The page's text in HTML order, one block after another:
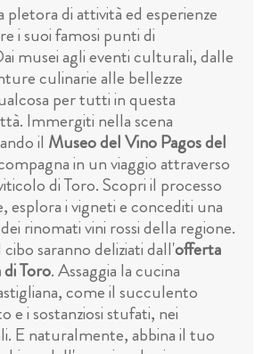
di attività ed esperienze
i suoi famosi punti di
musei agli eventi culturali, dalle
culinarie alle bellezze
per tutti in questa
Immergiti nella scena
il Museo del Vino Pagos del
in un viaggio attraverso
di Toro. Scopri il processo
esplora i vigneti e concediti una
rinomati vini rossi della regione.
saranno deliziati dall'offerta
Toro. Assaggia la cucina
come il succulento
e i sostanziosi stufati, nei
E naturalmente, abbina il tuo